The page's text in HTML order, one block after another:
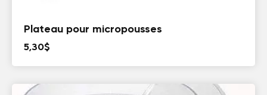
Plateau pour micropousses
5,30$